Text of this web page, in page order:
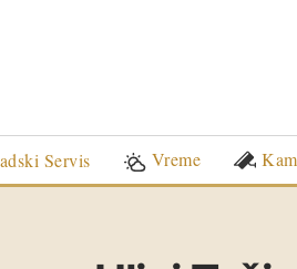
Servis Vreme